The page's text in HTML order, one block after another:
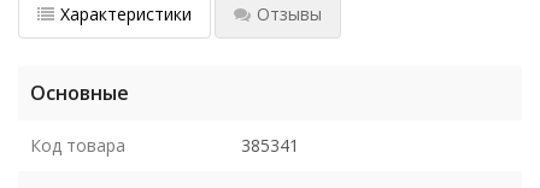
Характеристики Отзывы
Основные
Код товара 385341